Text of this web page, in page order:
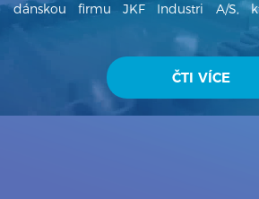
dánskou firmu JKF Industri A/S,
ventilátory, cyklony, filtry a další
vzduchotechniky. GLENOWELL CZ
tradici a od svého založení v roce
exportuje na zahraniční trhy – Kanada,
Rakousko, Slovinsko, Chorvatsko,
ČTI VÍCE